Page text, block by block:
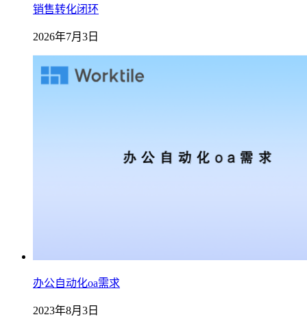
销售转化闭环
2026年7月3日
办公自动化oa需求
2023年8月3日